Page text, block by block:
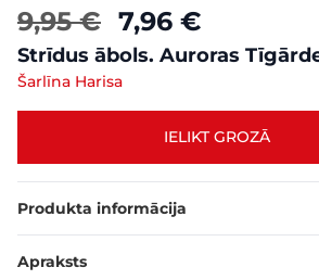
9,95 € 7,96 €
Strīdus ābols. Auroras
Šarlīna Harisa
IELIKT GROZĀ
Produkta informācija
Apraksts